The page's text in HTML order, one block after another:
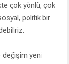
çok yönlü, çok
politik bir
değişim yeni